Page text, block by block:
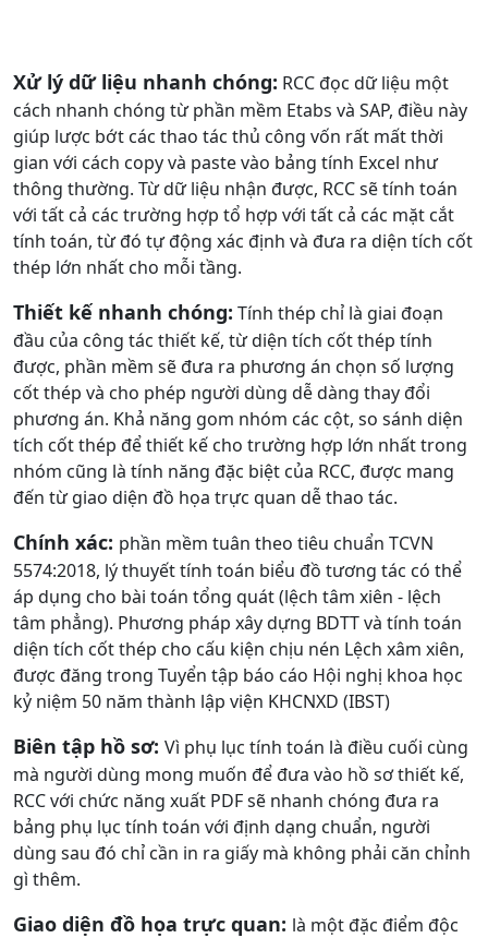
Xử lý dữ liệu nhanh chóng: RCC đọc dữ liệu một
cách nhanh chóng từ phần mềm Etabs và SAP, điều này
giúp lược bớt các thao tác thủ công vốn rất mất thời
gian với cách copy và paste vào bảng tính Excel như
thông thường. Từ dữ liệu nhận được, RCC sẽ tính toán
với tất cả các trường hợp tổ hợp với tất cả các mặt cắt
tính toán, từ đó tự động xác định và đưa ra diện tích cốt
thép lớn nhất cho mỗi tầng.
Thiết kế nhanh chóng: Tính thép chỉ là giai đoạn
đầu của công tác thiết kế, từ diện tích cốt thép tính
được, phần mềm sẽ đưa ra phương án chọn số lượng
cốt thép và cho phép người dùng dễ dàng thay đổi
phương án. Khả năng gom nhóm các cột, so sánh diện
tích cốt thép để thiết kế cho trường hợp lớn nhất trong
nhóm cũng là tính năng đặc biệt của RCC, được mang
đến từ giao diện đồ họa trực quan dễ thao tác.
Chính xác: phần mềm tuân theo tiêu chuẩn TCVN
5574:2018, lý thuyết tính toán biểu đồ tương tác có thể
áp dụng cho bài toán tổng quát (lệch tâm xiên - lệch
tâm phẳng). Phương pháp xây dựng BDTT và tính toán
diện tích cốt thép cho cấu kiện chịu nén Lệch xâm xiên,
được đăng trong Tuyển tập báo cáo Hội nghị khoa học
kỷ niệm 50 năm thành lập viện KHCNXD (IBST)
Biên tập hồ sơ: Vì phụ lục tính toán là điều cuối cùng
mà người dùng mong muốn để đưa vào hồ sơ thiết kế,
RCC với chức năng xuất PDF sẽ nhanh chóng đưa ra
bảng phụ lục tính toán với định dạng chuẩn, người
dùng sau đó chỉ cần in ra giấy mà không phải căn chỉnh
gì thêm.
Giao diện đồ họa trực quan: là một đặc điểm độc